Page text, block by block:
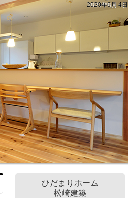
2020年6月 4日
ひだまりホーム
松崎建築